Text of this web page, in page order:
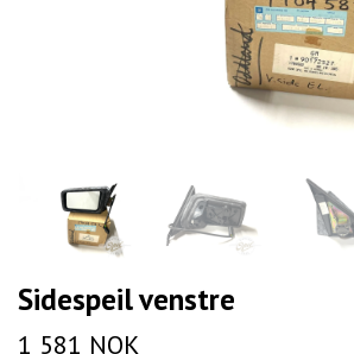
Sidespeil venstre
1 581 NOK